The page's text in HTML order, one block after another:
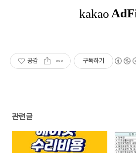
공감 구독하기
관련글